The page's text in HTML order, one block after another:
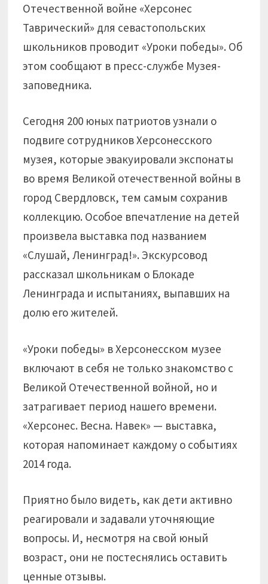
Отечественной войне «Херсонес
Таврический» для севастопольских
школьников проводит «Уроки победы». Об
этом сообщают в пресс-службе Музея-
заповедника.
Сегодня 200 юных патриотов узнали о
подвиге сотрудников Херсонесского
музея, которые эвакуировали экспонаты
во время Великой отечественной войны в
город Свердловск, тем самым сохранив
коллекцию. Особое впечатление на детей
произвела выставка под названием
«Слушай, Ленинград!». Экскурсовод
рассказал школьникам о Блокаде
Ленинграда и испытаниях, выпавших на
долю его жителей.
«Уроки победы» в Херсонесском музее
включают в себя не только знакомство с
Великой Отечественной войной, но и
затрагивает период нашего времени.
«Херсонес. Весна. Навек» — выставка,
которая напоминает каждому о событиях
2014 года.
Приятно было видеть, как дети активно
реагировали и задавали уточняющие
вопросы. И, несмотря на свой юный
возраст, они не постеснялись оставить
ценные отзывы.